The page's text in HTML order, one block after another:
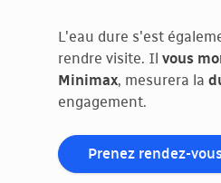
L'eau dure s'est
rendre visite. Il vous
Minimax, mesurera la
engagement.
Prenez rendez-